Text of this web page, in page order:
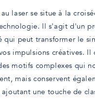
laser se situe à la
Il s'agit d'un
qui peut transformer le
impulsions créatives.
motifs complexes qui
mais conservent
une touche de